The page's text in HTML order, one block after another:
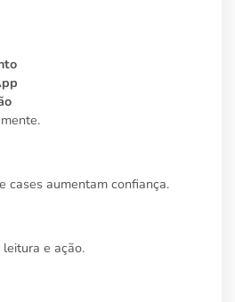
cases aumentam confiança.
e ação.